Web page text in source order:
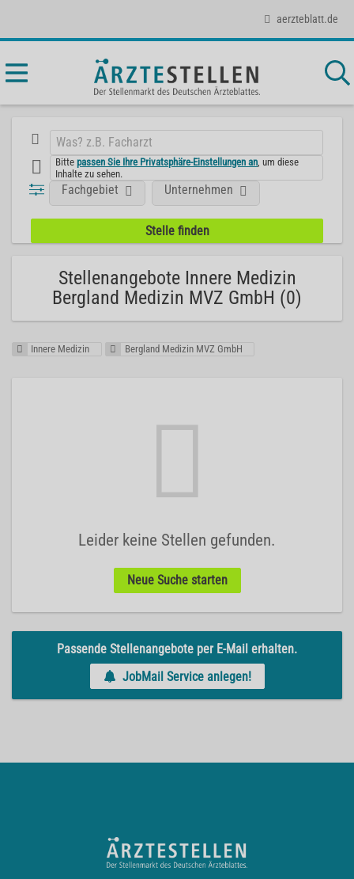
aerzteblatt.de
Bittepassen Sie Ihre Privatsphäre-Einstellungen an , um diese
Inhalte zu sehen.
Fachgebiet Unternehmen
Stellenangebote Innere Medizin
Bergland Medizin MVZ GmbH (0)
Innere Medizin Bergland Medizin MVZ GmbH
Leider keine Stellen gefunden.
Neue Suche starten
Passende Stellenangebote per E-Mail erhalten.
JobMail Service anlegen!